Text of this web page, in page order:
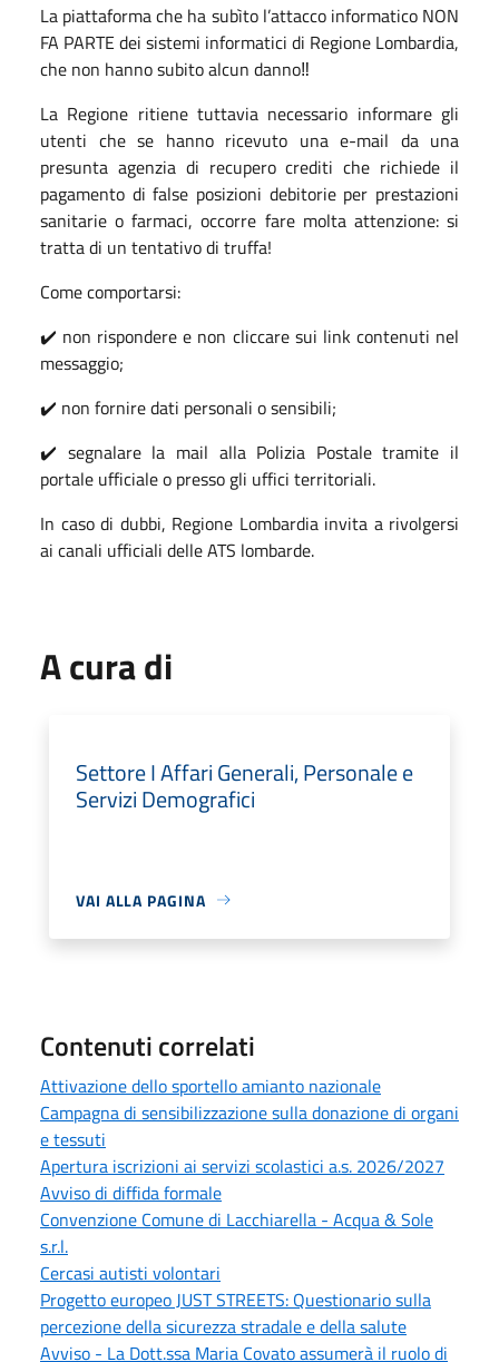
La piattaforma che ha subìto l’attacco informatico NON
FA PARTE dei sistemi informatici di Regione Lombardia,
che non hanno subito alcun danno‼
La Regione ritiene tuttavia necessario informare gli
utenti che se hanno ricevuto una e-mail da una
presunta agenzia di recupero crediti che richiede il
pagamento di false posizioni debitorie per prestazioni
sanitarie o farmaci, occorre fare molta attenzione: si
tratta di un tentativo di truffa!
Come comportarsi:
✔️ ⁠non rispondere e non cliccare sui link contenuti nel
messaggio;
✔️ non fornire dati personali o sensibili;
✔️ segnalare la mail alla Polizia Postale tramite il
portale ufficiale o presso gli uffici territoriali.
In caso di dubbi, Regione Lombardia invita a rivolgersi
ai canali ufficiali delle ATS lombarde.
A cura di
Settore I Affari Generali, Personale e
Servizi Demografici
VAI ALLA PAGINA
Contenuti correlati
Attivazione dello sportello amianto nazionale
Campagna di sensibilizzazione sulla donazione di organi
e tessuti
Apertura iscrizioni ai servizi scolastici a.s. 2026/2027
Avviso di diffida formale
Convenzione Comune di Lacchiarella - Acqua & Sole
s.r.l.
Cercasi autisti volontari
Progetto europeo JUST STREETS: Questionario sulla
percezione della sicurezza stradale e della salute
Avviso - La Dott.ssa Maria Covato assumerà il ruolo di